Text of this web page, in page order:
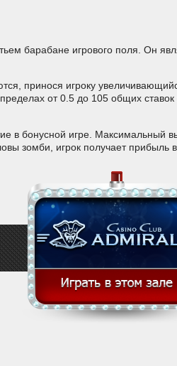
барабане игрового поля. Он
принося игроку
от 0.5 до 105 общих ставок
в бонусной игре. Максимальный
зомби, игрок получает прибыль